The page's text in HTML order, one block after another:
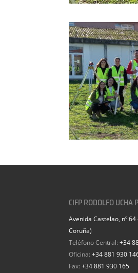
CIFP RODOLFO UCHA
Avenida Castelao, nº
Coruña)
Teléfono Central:+34
Oficina:+34 881 930
Fax:+34 881 930 165